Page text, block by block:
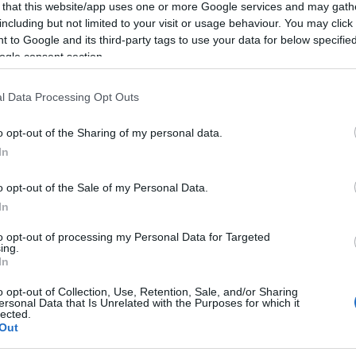
that this website/app uses one or more Google services and may
but not limited to your visit or usage behaviour. You may
to Google and its third-party tags to use your data for below
consent section.
Data Processing Opt Outs
opt-out of the Sharing of my personal data.
opt-out of the Sale of my Personal Data.
opt-out of processing my Personal Data for Targeted
opt-out of Collection, Use, Retention, Sale, and/or Sharing
Data that Is Unrelated with the Purposes for which it
Please login to
0COMMENTS